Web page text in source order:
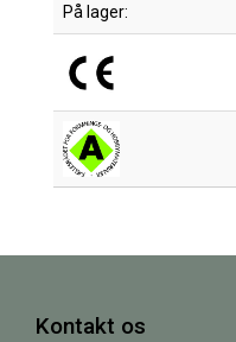
På lager:
Kontakt os